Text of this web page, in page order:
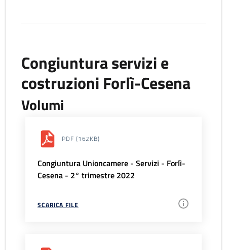
Congiuntura servizi e
costruzioni Forlì-Cesena
Volumi
PDF (162KB)
Congiuntura Unioncamere - Servizi - Forlì-
Cesena - 2° trimestre 2022
SCARICA FILE